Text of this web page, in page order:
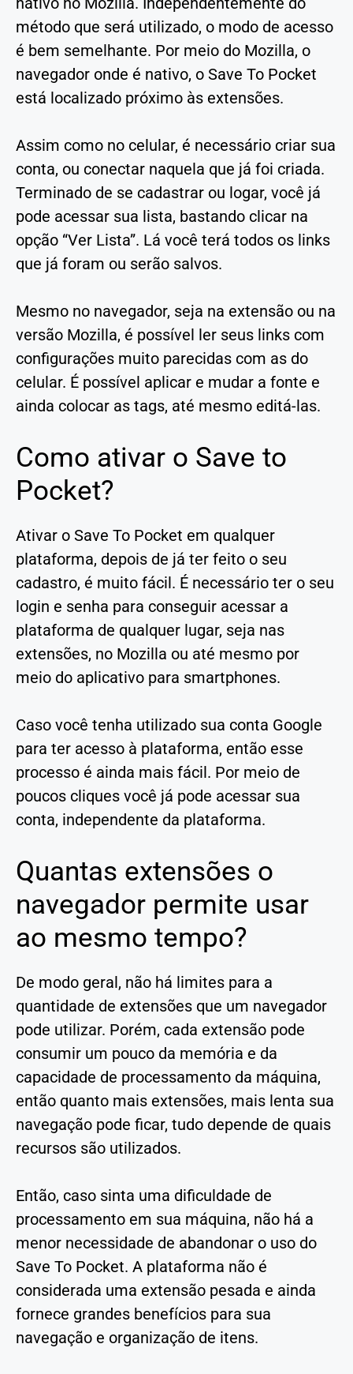
método que será utilizado, o modo de acesso
é bem semelhante. Por meio do Mozilla, o
navegador onde é nativo, o Save To Pocket
está localizado próximo às extensões.
Assim como no celular, é necessário criar sua
conta, ou conectar naquela que já foi criada.
Terminado de se cadastrar ou logar, você já
pode acessar sua lista, bastando clicar na
opção “Ver Lista”. Lá você terá todos os links
que já foram ou serão salvos.
Mesmo no navegador, seja na extensão ou na
versão Mozilla, é possível ler seus links com
configurações muito parecidas com as do
celular. É possível aplicar e mudar a fonte e
ainda colocar as tags, até mesmo editá-las.
Como ativar o Save to
Pocket?
Ativar o Save To Pocket em qualquer
plataforma, depois de já ter feito o seu
cadastro, é muito fácil. É necessário ter o seu
login e senha para conseguir acessar a
plataforma de qualquer lugar, seja nas
extensões, no Mozilla ou até mesmo por
meio do aplicativo para smartphones.
Caso você tenha utilizado sua conta Google
para ter acesso à plataforma, então esse
processo é ainda mais fácil. Por meio de
poucos cliques você já pode acessar sua
conta, independente da plataforma.
Quantas extensões o
navegador permite usar
ao mesmo tempo?
De modo geral, não há limites para a
quantidade de extensões que um navegador
pode utilizar. Porém, cada extensão pode
consumir um pouco da memória e da
capacidade de processamento da máquina,
então quanto mais extensões, mais lenta sua
navegação pode ficar, tudo depende de quais
recursos são utilizados.
Então, caso sinta uma dificuldade de
processamento em sua máquina, não há a
menor necessidade de abandonar o uso do
Save To Pocket. A plataforma não é
considerada uma extensão pesada e ainda
fornece grandes benefícios para sua
navegação e organização de itens.